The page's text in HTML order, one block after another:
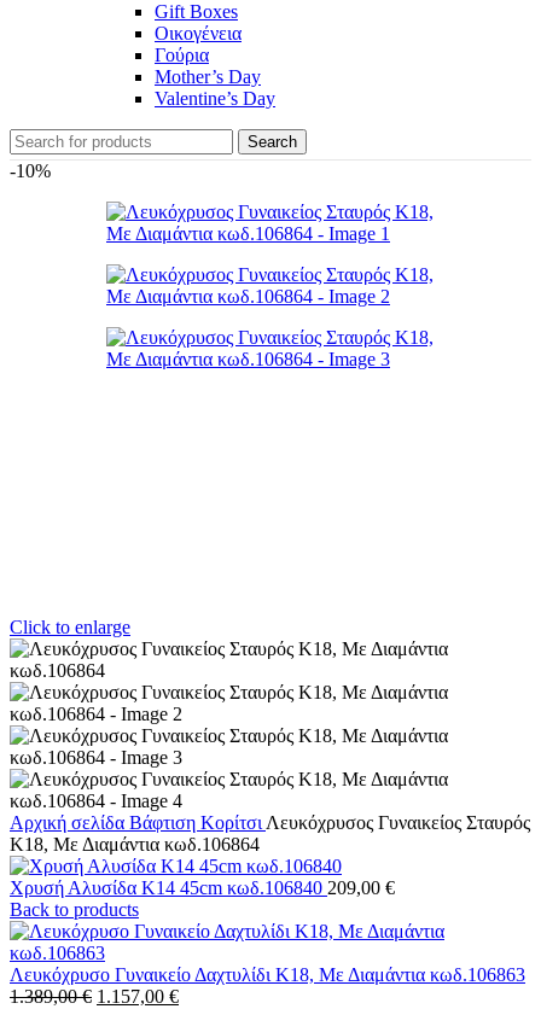
Gift Boxes
Οικογένεια
Γούρια
Mother’s Day
Valentine’s Day
Search
-10%
Click to enlarge
Αρχική σελίδα Βάφτιση Κορίτσι Λευκόχρυσος Γυναικείος Σταυρός
Κ18, Με Διαμάντια κωδ.106864
Χρυσή Αλυσίδα Κ14 45cm κωδ.106840 209,00 €
Back to products
Λευκόχρυσο Γυναικείο Δαχτυλίδι Κ18, Με Διαμάντια κωδ.106863
1.389,00€ Original
1.157,00 €Η